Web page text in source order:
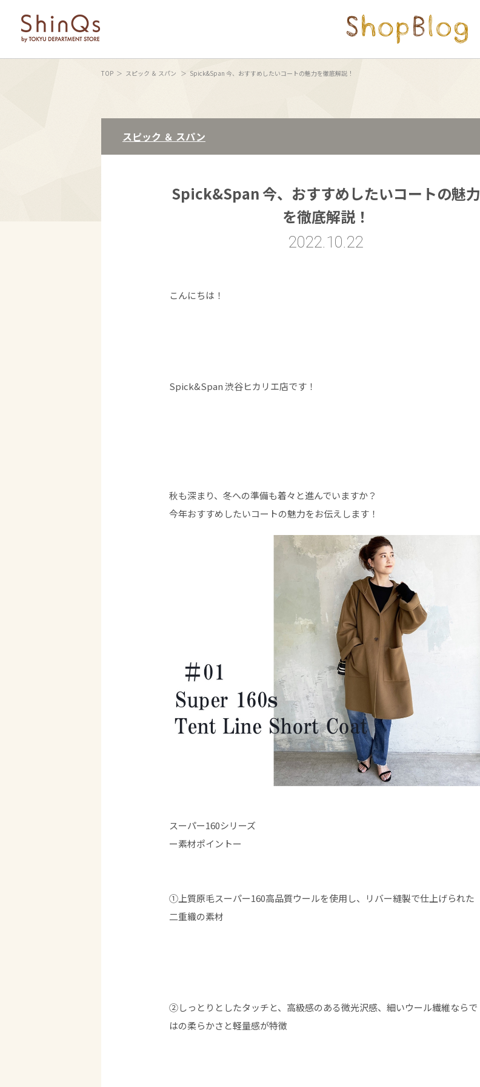
TOP スピック ＆ スパン Spick&Span 今、おすすめしたいコートの魅力を徹底解説！
スピック ＆ スパン
Spick&Span 今、おすすめしたいコートの魅力
を徹底解説！
2022.10.22
こんにちは！
Spick&Span 渋谷ヒカリエ店です！
秋も深まり、冬への準備も着々と進んでいますか？
今年おすすめしたいコートの魅力をお伝えします！
スーパー160シリーズ
ー素材ポイントー
①上質原毛スーパー160高品質ウールを使用し、リバー縫製で仕上げられた
二重織の素材
②しっとりとしたタッチと、高級感のある微光沢感、細いウール繊維ならで
はの柔らかさと軽量感が特徴